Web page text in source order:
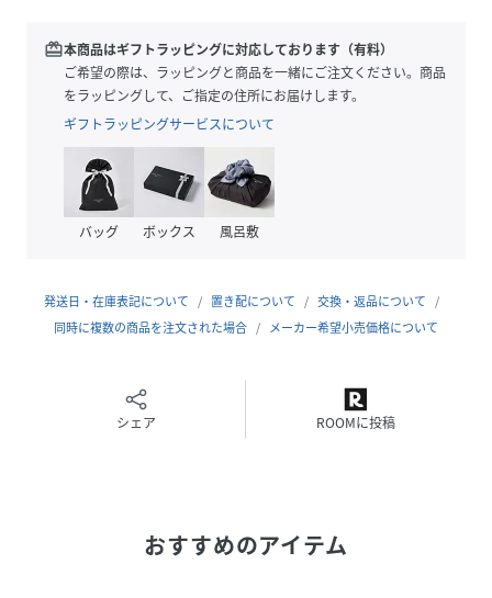
【TOMMY HILFIGER】
永遠のアメリカンクラシックをベースにモダンなひねりを加
えたデザインが人気のトミーヒルフィガー。都会的で洗練さ
れたメンズ・ウィメンズに加え、チルドレン、ゴルフライ
ン、そしてよりカジュアルなデニムラインと豊富なカテゴリ
ーが揃うグローバルブランド。
性別タイプ レディース
素材 綿100%
RJ7220_DW22597
redeem本商品はギフトラッピングに対応しております（有料）
ご希望の際は、ラッピングと商品を一緒にご注文ください。商品
をラッピングして、ご指定の住所にお届けします。
ギフトラッピングサービスについて
バッグ ボックス 風呂敷
発送日・在庫表記について 置き配について
交換・返品について
同時に複数の商品を注文された場合
メーカー希望小売価格について
シェア ROOMに投稿
おすすめのアイテム